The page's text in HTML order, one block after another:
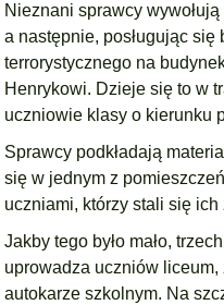
Nieznani sprawcy
a następnie, posługując
terrorystycznego na
Henrykowi. Dzieje się to w
uczniowie klasy o kierunku
Sprawcy podkładają
się w jednym z
uczniami, którzy stali się ich
Jakby tego było mało,
uprowadza uczniów
autokarze szkolnym. Na